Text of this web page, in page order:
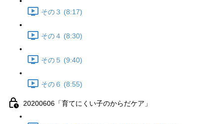
その３ (8:17)
その４ (8:30)
その５ (9:40)
その６ (8:55)
20200606「育てにくい子のからだケア」